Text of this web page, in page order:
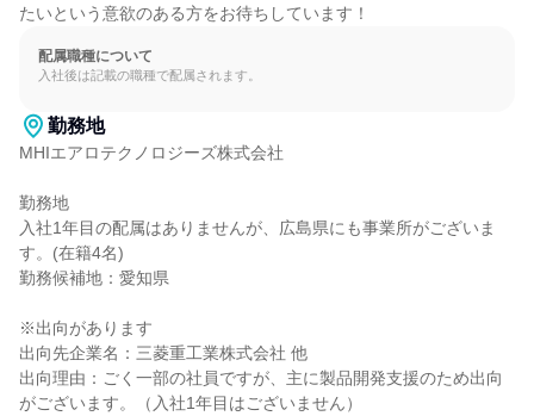
たいという意欲のある方をお待ちしています！
配属職種について
入社後は記載の職種で配属されます。
勤務地
MHIエアロテクノロジーズ株式会社
勤務地
入社1年目の配属はありませんが、広島県にも事業所がございま
す。(在籍4名)
勤務候補地：愛知県
※出向があります
出向先企業名：三菱重工業株式会社 他
出向理由：ごく一部の社員ですが、主に製品開発支援のため出向
がございます。（入社1年目はございません）